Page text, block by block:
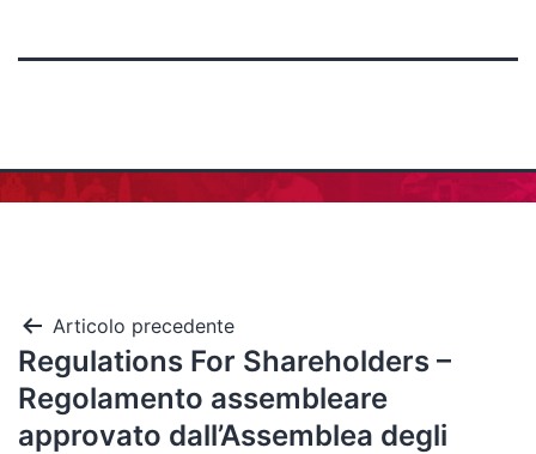
Articolo precedente
Regulations For Shareholders –
Regolamento assembleare
approvato dall’Assemblea degli